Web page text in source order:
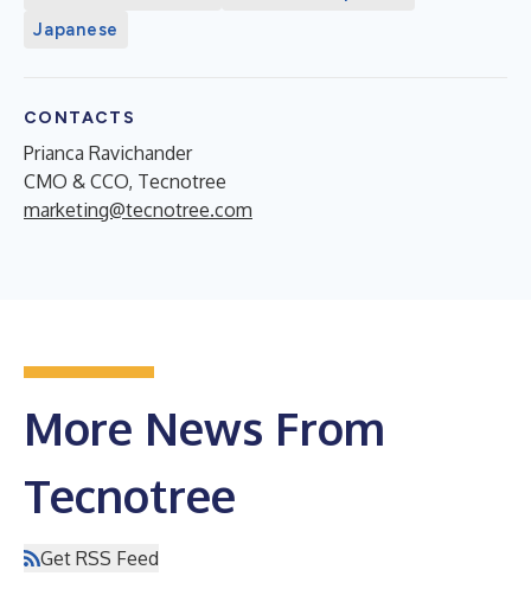
Japanese
CONTACTS
Prianca Ravichander
CMO & CCO, Tecnotree
marketing@tecnotree.com
More News From
Tecnotree
Get RSS Feed